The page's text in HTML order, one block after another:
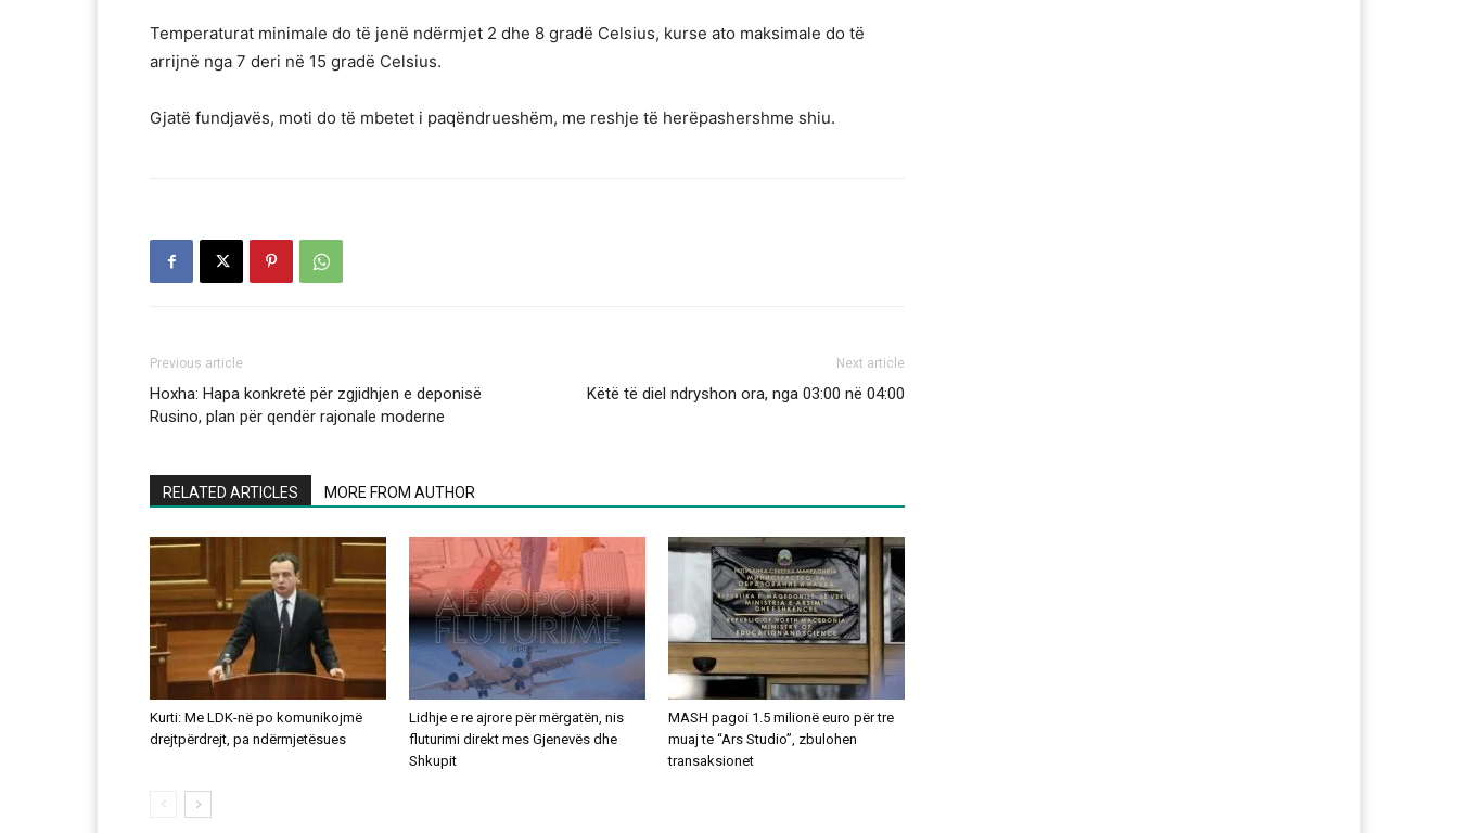
Temperaturat minimale do të jenë ndërmjet 2 dhe 8 gradë Celsius, kurse ato maksimale do të
arrijnë nga 7 deri në 15 gradë Celsius.
Gjatë fundjavës, moti do të mbetet i paqëndrueshëm, me reshje të herëpashershme shiu.
Previous article
Hoxha: Hapa konkretë për zgjidhjen e deponisë
Rusino, plan për qendër rajonale moderne
Next article
Këtë të diel ndryshon ora, nga 03:00 në 04:00
RELATED ARTICLES MORE FROM AUTHOR
Kurti: Me LDK-në po komunikojmë
drejtpërdrejt, pa ndërmjetësues
Lidhje e re ajrore për mërgatën, nis
fluturimi direkt mes Gjenevës dhe
Shkupit
MASH pagoi 1.5 milionë euro për tre
muaj te “Ars Studio”, zbulohen
transaksionet